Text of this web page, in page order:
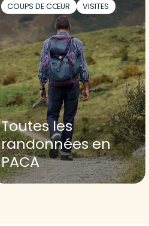
COUPS DE CŒUR VISITES
Toutes les
randonnées en
PACA